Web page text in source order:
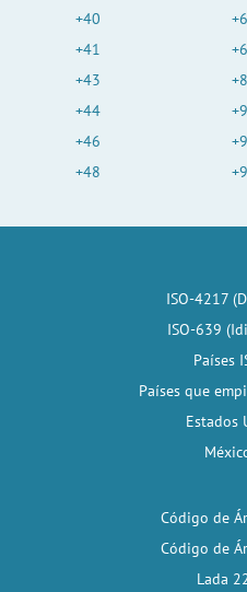
+40
+41
+43
+44
+46
+48
ISO-4217
ISO-639
Países
Países que
Estados
Código de
Código de
Lada